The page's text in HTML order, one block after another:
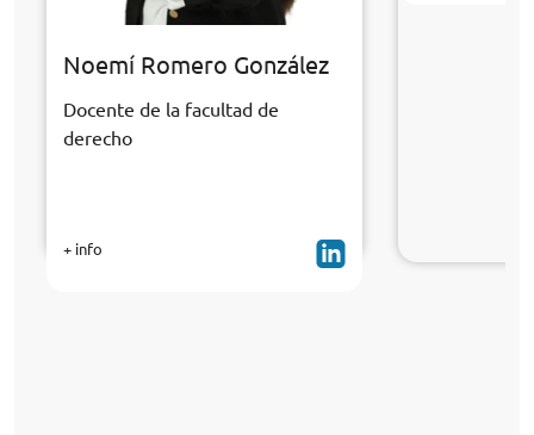
Noemí Romero González
Docente de la facultad de
derecho
+ info